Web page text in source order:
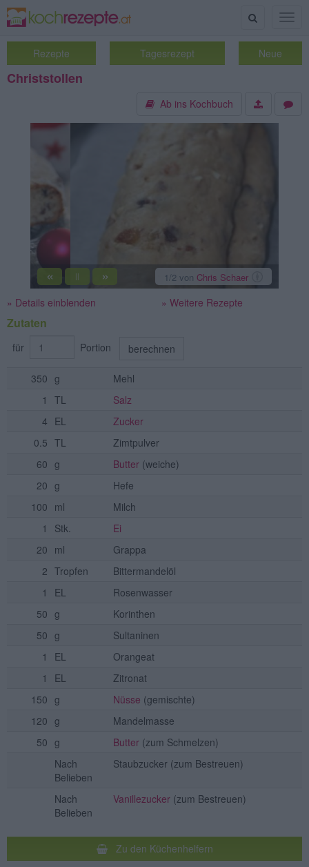
Suche
Rezepte Tagesrezept Neue
Christstollen
Ab ins Kochbuch
« || » 2 /2 von Chris Schaer
» Details einblenden » Weitere Rezepte
Zutaten
für Portion berechnen
350 g
Mehl
1
TL
Salz
4 EL
Zucker
0.5 TL
Zimtpulver
60 g Butter (weiche)
20 g
Hefe
100 ml
Milch
1
Stk.
Ei
20 ml
Grappa
2 Tropfen
Bittermandelöl
1
EL
Rosenwasser
50 g
Korinthen
50 g
Sultaninen
1
EL
Orangeat
1
EL
Zitronat
150 g Nüsse (gemischte)
120 g
Mandelmasse
50 g Butter (zum Schmelzen)
Nach
Belieben
Staubzucker (zum Bestreuen)
Nach
Belieben
Vanillezucker (zum Bestreuen)
Zu den Küchenhelfern